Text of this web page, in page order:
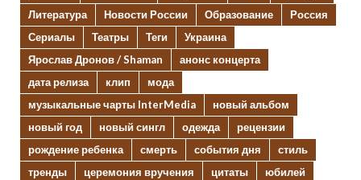
Литература
Новости России Образование
Россия
Сериалы
Театры Теги
Украина
Ярослав Дронов / Shaman
анонс концерта
дата релиза
клип
мода
музыкальные чарты InterMedia
новый альбом
новый год
новый сингл одежда
рецензии
рождение ребенка
смерть события дня
стиль
тренды
церемония вручения цитаты юбилей